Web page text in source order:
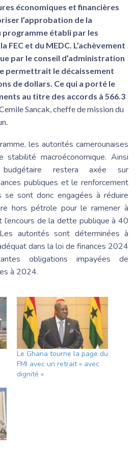
économiques et financières
l’approbation de la
programme établi par les
FEC et du MEDC. L’achèvement
par le conseil d’administration
permettrait le décaissement
de dollars. Ce qui a porté le
au titre des accords à 566.3
Sancak, cheffe de mission du
les autorités camerounaises
stabilité macroéconomique. Ainsi
restera axée sur
publiques et le renforcement
se sont donc engagées à réduire
hors pétrole pour le ramener à
de la dette publique à 40
autorités sont déterminées à
dans la loi de finances 2024
obligations impayées de
à 2024.
Le Ghana tourne la page du
FMI avec un retrait « avec
dignité »